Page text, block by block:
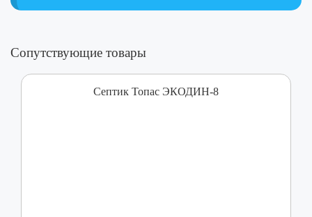
Сопутствующие товары
Септик Топас ЭКОДИН-8